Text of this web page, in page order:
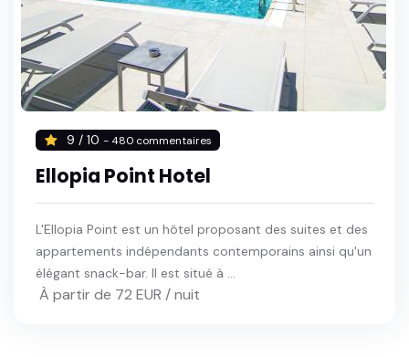
9 / 10 - 480 commentaires
Ellopia Point Hotel
L'Ellopia Point est un hôtel proposant des suites et des
appartements indépendants contemporains ainsi qu'un
élégant snack-bar. Il est situé à ...
À partir de 72 EUR / nuit